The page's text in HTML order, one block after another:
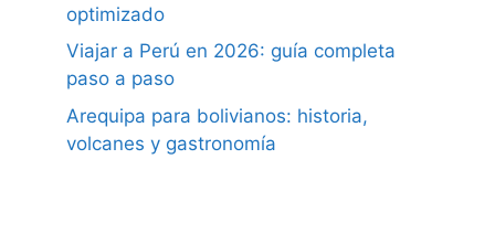
optimizado
Viajar a Perú en 2026: guía completa
paso a paso
Arequipa para bolivianos: historia,
volcanes y gastronomía